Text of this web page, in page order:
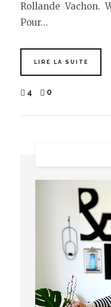
Rollande Vachon.
Pour…
LIRE LA SUITE
4 0